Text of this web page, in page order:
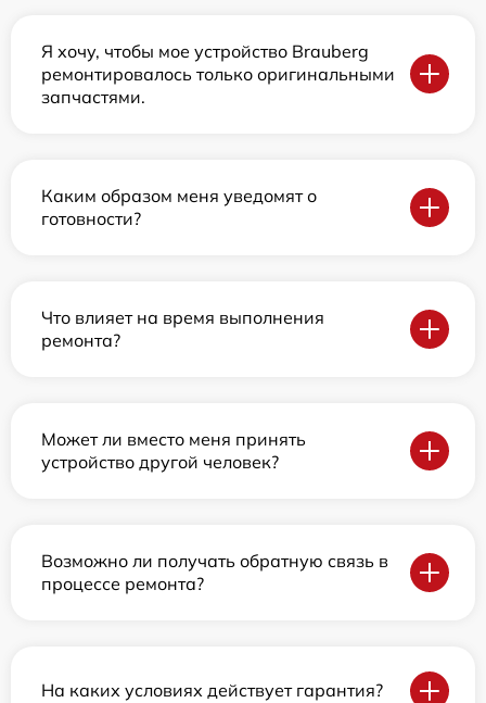
Я хочу, чтобы мое устройство Brauberg
ремонтировалось только оригинальными
запчастями.
Каким образом меня уведомят о
готовности?
Что влияет на время выполнения
ремонта?
Может ли вместо меня принять
устройство другой человек?
Возможно ли получать обратную связь в
процессе ремонта?
На каких условиях действует гарантия?